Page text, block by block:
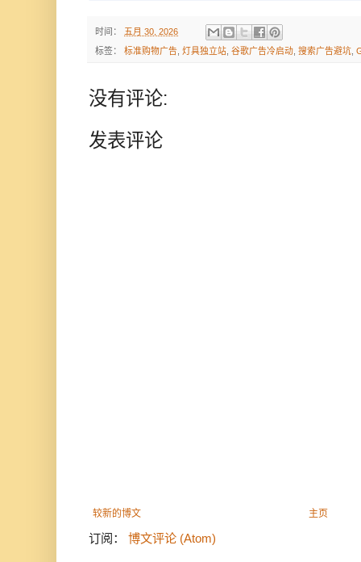
时间： 五月 30, 2026
标签： 标准购物广告 灯具独立站 谷歌广告冷启动 搜索广告避坑
没有评论:
发表评论
较新的博文 主页
订阅： 博文评论 (Atom)